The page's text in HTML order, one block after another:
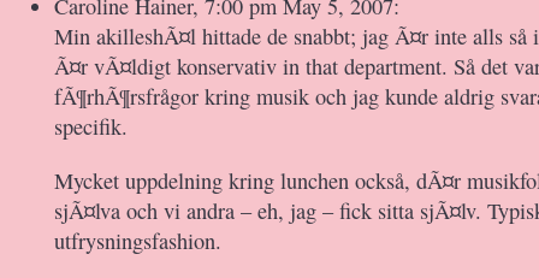
Caroline Hainer, 7:00 pm May 5, 2007:
Min akilleshÃ¤l hittade de snabbt; jag Ã¤r inte alls så
Ã¤r vÃ¤ldigt konservativ in that department. Så det
fÃ¶rhÃ¶rsfrågor kring musik och jag kunde aldrig
specifik.
Mycket uppdelning kring lunchen också, dÃ¤r
sjÃ¤lva och vi andra – eh, jag – fick sitta sjÃ¤lv.
utfrysningsfashion.